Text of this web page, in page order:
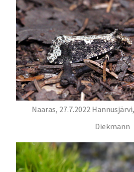
Naaras, 27.7.2022
Diekmann